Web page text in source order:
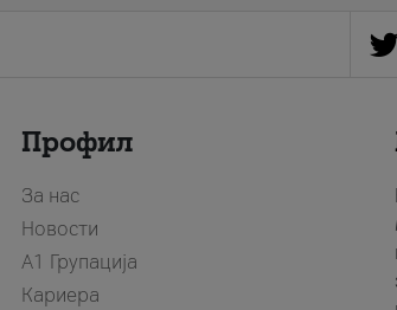
Профил
За нас
Новости
А1 Групација
Кариера